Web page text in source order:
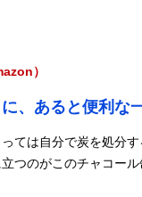
）
、あると便利な
ては自分で炭を処分す
つのがこのチャコール